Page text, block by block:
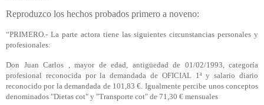
Reproduzco los hechos probados primero a noveno:
“PRIMERO.- La parte actora tiene las siguientes circunstancias personales y
profesionales:
Don Juan Carlos , mayor de edad, antigüedad de 01/02/1993, categoría
profesional reconocida por la demandada de OFICIAL 1ª y salario diario
reconocido por la demandada de 101,83 €. Igualmente percibe unos conceptos
denominados "Dietas cot" y "Transporte cot" de 71,30 € mensuales